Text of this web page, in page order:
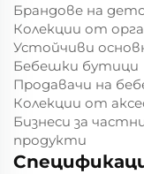
Брандове на
Колекции от
Устойчиви
Бебешки бутици
Продавачи на
Колекции от
Бизнеси за
продукти